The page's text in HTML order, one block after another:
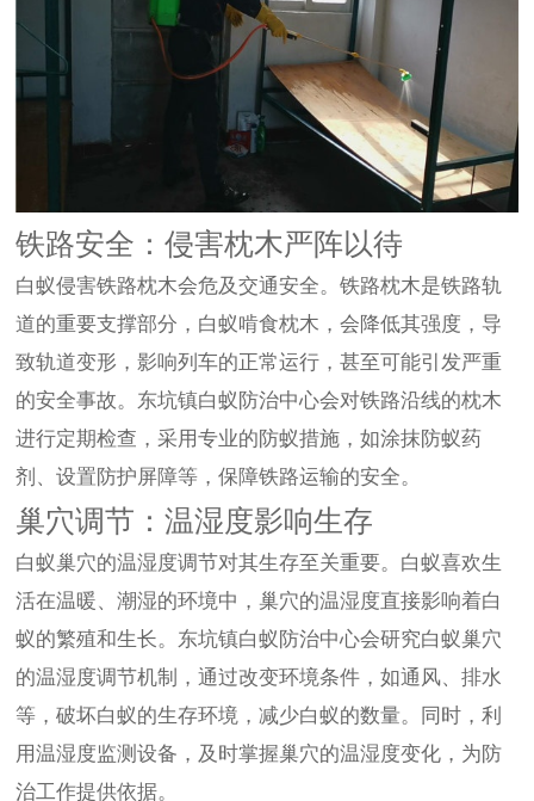
铁路安全：侵害枕木严阵以待
白蚁侵害铁路枕木会危及交通安全。铁路枕木是铁路轨
道的重要支撑部分，白蚁啃食枕木，会降低其强度，导
致轨道变形，影响列车的正常运行，甚至可能引发严重
的安全事故。东坑镇白蚁防治中心会对铁路沿线的枕木
进行定期检查，采用专业的防蚁措施，如涂抹防蚁药
剂、设置防护屏障等，保障铁路运输的安全。
巢穴调节：温湿度影响生存
白蚁巢穴的温湿度调节对其生存至关重要。白蚁喜欢生
活在温暖、潮湿的环境中，巢穴的温湿度直接影响着白
蚁的繁殖和生长。东坑镇白蚁防治中心会研究白蚁巢穴
的温湿度调节机制，通过改变环境条件，如通风、排水
等，破坏白蚁的生存环境，减少白蚁的数量。同时，利
用温湿度监测设备，及时掌握巢穴的温湿度变化，为防
治工作提供依据。